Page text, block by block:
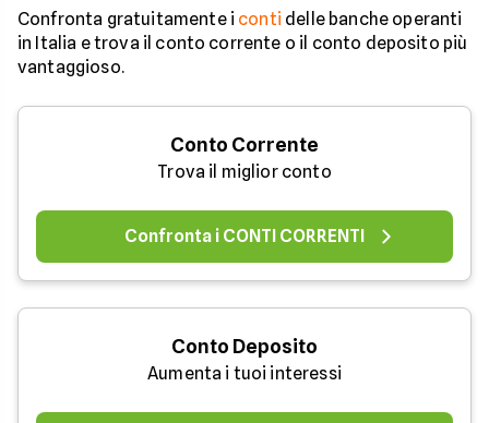
Confronta gratuitamente i conti delle banche operanti
in Italia e trova il conto corrente o il conto deposito più
vantaggioso.
Conto Corrente
Trova il miglior conto
Confronta i CONTI CORRENTI
Conto Deposito
Aumenta i tuoi interessi